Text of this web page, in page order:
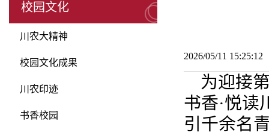
校园文化
川农大精神
校园文化成果
川农印迹
书香校园
2026/05/11
为迎接
书香·悦读
引千余名